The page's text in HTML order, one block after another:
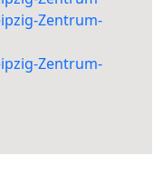
Zentrum-
Zentrum-